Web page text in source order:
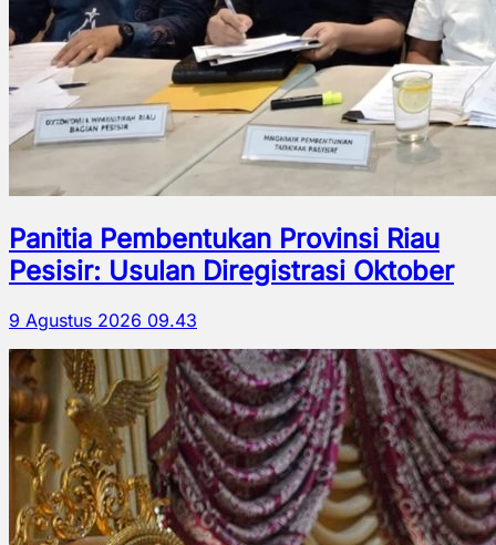
Panitia Pembentukan Provinsi Riau
Pesisir: Usulan Diregistrasi Oktober
9 Agustus 2026 09.43